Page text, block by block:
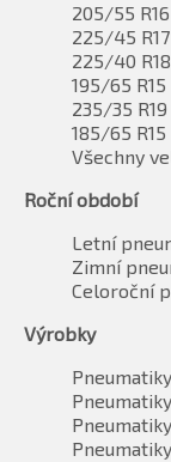
205/55 R16
225/45 R17
225/40 R18
195/65 R15
235/35 R19
185/65 R15
Všechny
Roční období
Letní
Zimní
Celoroční
Výrobky